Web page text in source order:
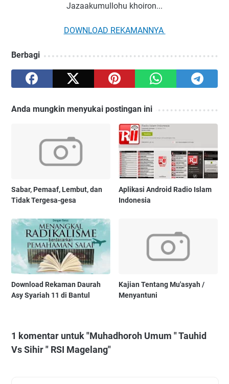
Jazaakumullohu khoiron...
DOWNLOAD REKAMANNYA
Berbagi
Anda mungkin menyukai postingan ini
Sabar, Pemaaf, Lembut, dan
Tidak Tergesa-gesa
Aplikasi Android Radio Islam
Indonesia
Download Rekaman Daurah
Asy Syariah 11 di Bantul
Kajian Tentang Mu'asyah /
Menyantuni
1 komentar untuk "Muhadhoroh Umum " Tauhid
Vs Sihir " RSI Magelang"